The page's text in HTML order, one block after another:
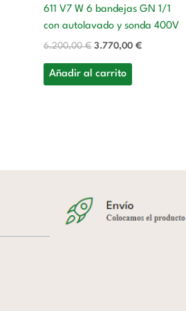
611 V7 W 6 bandejas GN 1/1
con autolavado y sonda 400V
6.200,00€ 3.770,00€
Añadir al carrito